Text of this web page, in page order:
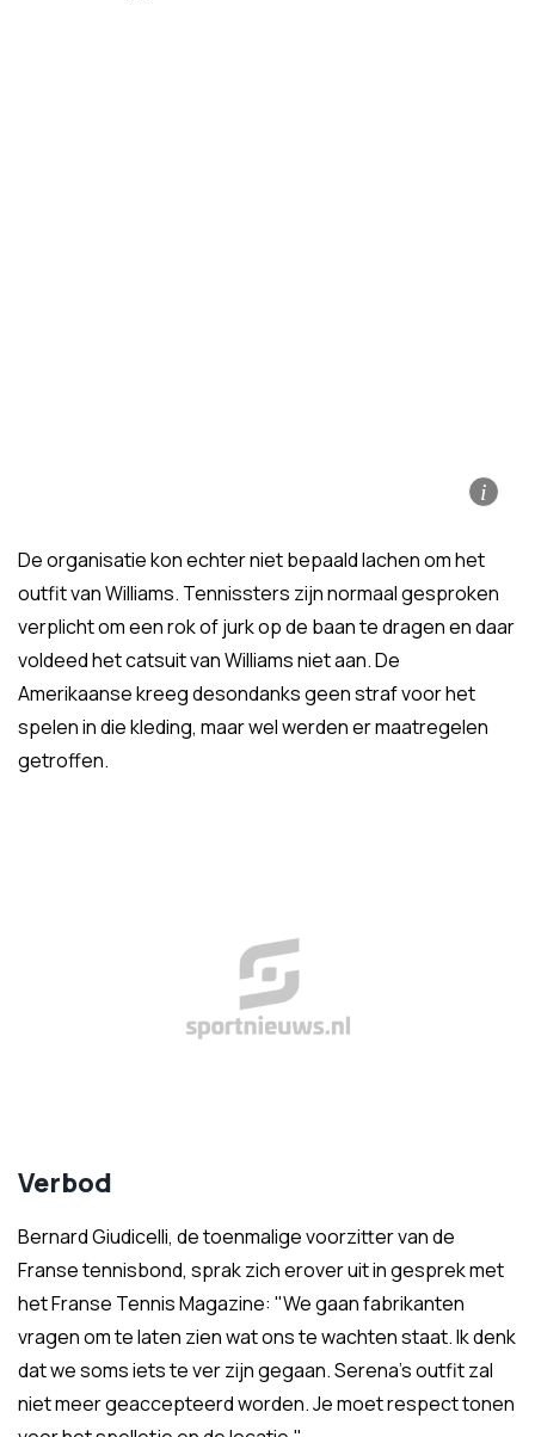
i
De organisatie kon echter niet bepaald lachen om het
outfit van Williams. Tennissters zijn normaal gesproken
verplicht om een rok of jurk op de baan te dragen en daar
voldeed het catsuit van Williams niet aan. De
Amerikaanse kreeg desondanks geen straf voor het
spelen in die kleding, maar wel werden er maatregelen
getroffen.
Verbod
Bernard Giudicelli, de toenmalige voorzitter van de
Franse tennisbond, sprak zich erover uit in gesprek met
het Franse Tennis Magazine: "We gaan fabrikanten
vragen om te laten zien wat ons te wachten staat. Ik denk
dat we soms iets te ver zijn gegaan. Serena's outfit zal
niet meer geaccepteerd worden. Je moet respect tonen